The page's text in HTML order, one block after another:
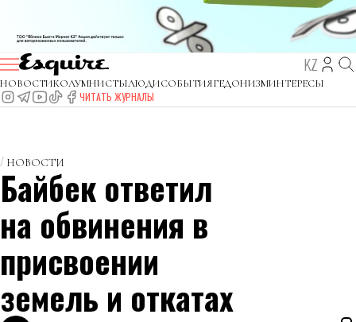
KZ
НОВОСТИКОЛУМНИСТЫЛЮДИСОБЫТИЯГЕДОНИЗМИНТЕРЕСЫ
ЧИТАТЬ ЖУРНАЛЫ
НОВОСТИ
Байбек ответил
на обвинения в
присвоении
земель и откатах